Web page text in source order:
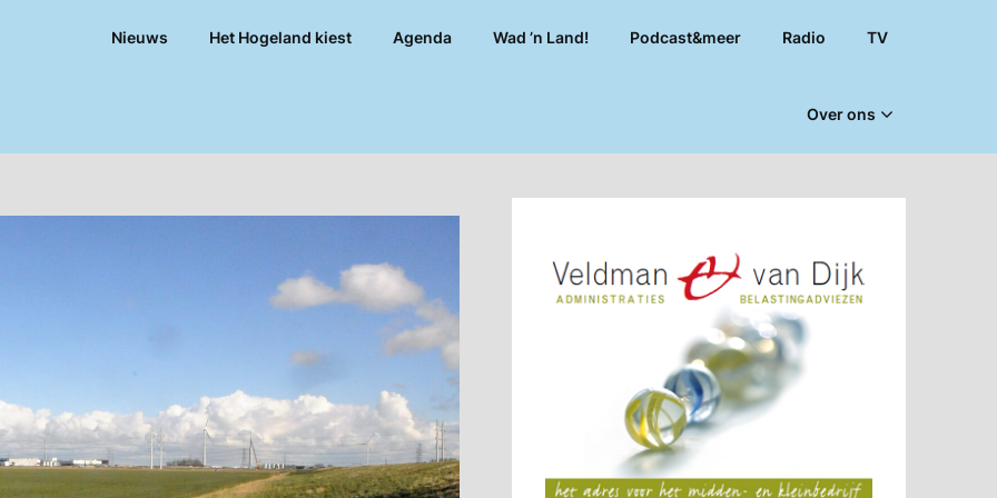
Nieuws Het Hogeland kiest Agenda Wad ’n Land! Podcast&meer Radio TV
Over ons